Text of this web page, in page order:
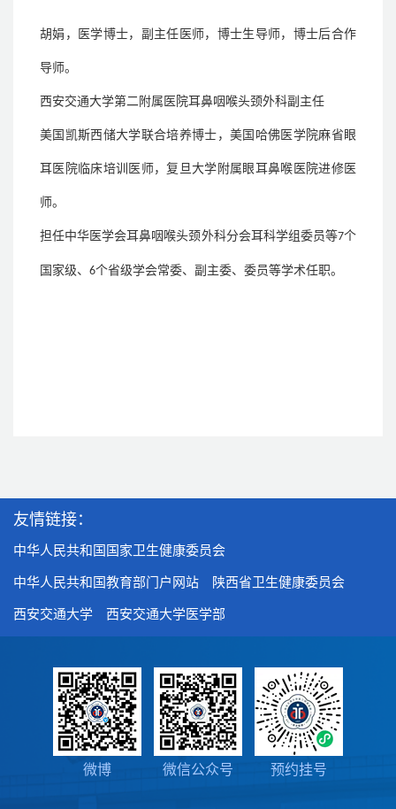
胡娟，医学博士，副主任医师，博士生导师，博士后合作
导师。
西安交通大学第二附属医院耳鼻咽喉头颈外科副主任
美国凯斯西储大学联合培养博士 ，美国哈佛医学院麻省眼
耳医院临床培训医师 ，复旦大学附属眼耳鼻喉医院进修医
师。
担任中华医学会耳鼻咽喉头颈外科分会耳科学组委员等7个
国家级、 6个省级学会常委、副主委、委员等学术任职。
友情链接：
中华人民共和国国家卫生健康委员会
中华人民共和国教育部门户网站 陕西省卫生健康委员会
西安交通大学 西安交通大学医学部
微博 微信公众号 预约挂号